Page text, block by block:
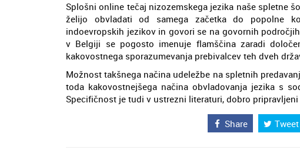
Splošni online tečaj nizozemskega jezika naše spletne
želijo obvladati od samega začetka do popolne
indoevropskih jezikov in govori se na govornih
v Belgiji se pogosto imenuje flamščina zaradi
kakovostnega sporazumevanja prebivalcev teh dveh
Možnost takšnega načina udeležbe na spletnih
toda kakovostnejšega načina obvladovanja jezika s
Specifičnost je tudi v ustrezni literaturi, dobro
Share Tweet